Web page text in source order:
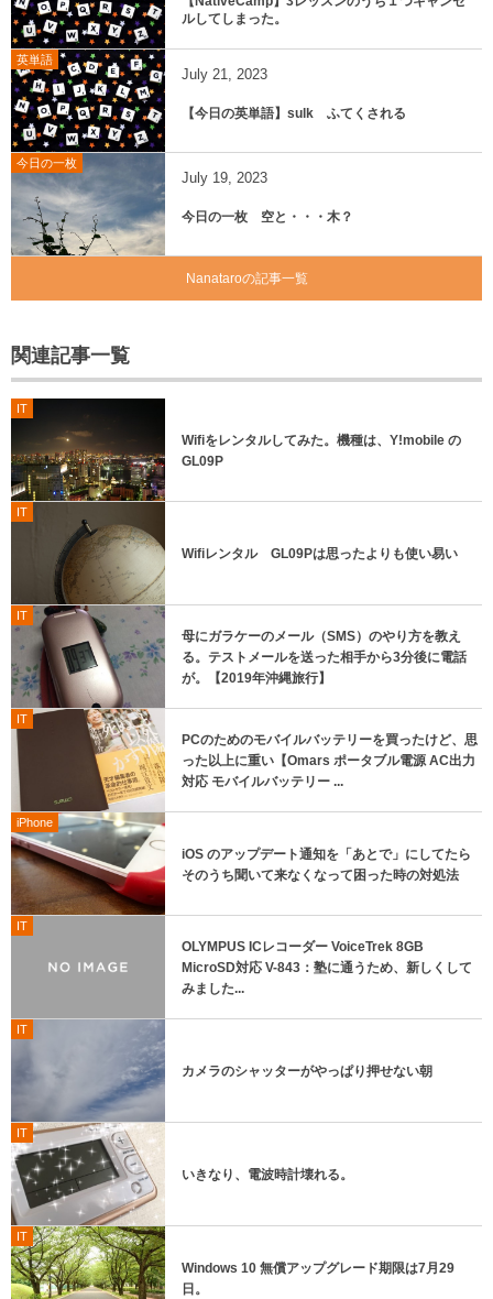
ルしてしまった。
英単語
July 21, 2023
【今日の英単語】sulk ふてくされる
今日の一枚
July 19, 2023
今日の一枚 空と・・・木？
Nanataroの記事一覧
関連記事一覧
IT
Wifiをレンタルしてみた。機種は、Y!mobile の
GL09P
IT
Wifiレンタル GL09Pは思ったよりも使い易い
IT
母にガラケーのメール（SMS）のやり方を教え
る。テストメールを送った相手から3分後に電話
が。【2019年沖縄旅行】
IT
PCのためのモバイルバッテリーを買ったけど、思
った以上に重い【Omars ポータブル電源 AC出力
対応 モバイルバッテリー ...
iPhone
iOS のアップデート通知を「あとで」にしてたら
そのうち聞いて来なくなって困った時の対処法
IT
OLYMPUS ICレコーダー VoiceTrek 8GB
MicroSD対応 V-843：塾に通うため、新しくして
みました...
IT
カメラのシャッターがやっぱり押せない朝
IT
いきなり、電波時計壊れる。
IT
Windows 10 無償アップグレード期限は7月29
日。